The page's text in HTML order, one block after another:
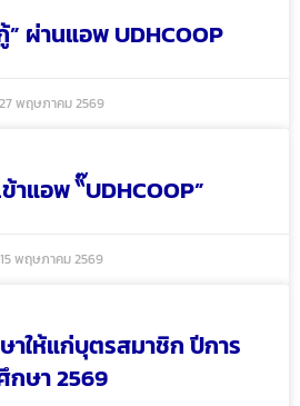
” ผ่านแอพ UDHCOOP
27 พฤษภาคม 2569
าแอพ “๊UDHCOOP”
15 พฤษภาคม 2569
ให้แก่บุตรสมาชิก ปีการ
กษา 2569